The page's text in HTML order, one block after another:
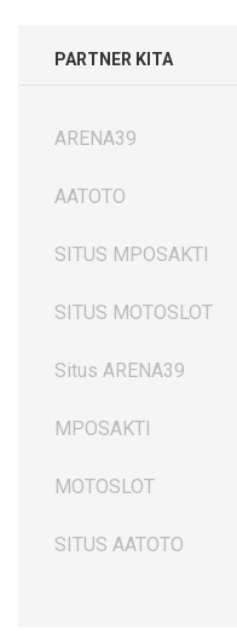
PARTNER KITA
ARENA39
AATOTO
SITUS MPOSAKTI
SITUS MOTOSLOT
Situs ARENA39
MPOSAKTI
MOTOSLOT
SITUS AATOTO